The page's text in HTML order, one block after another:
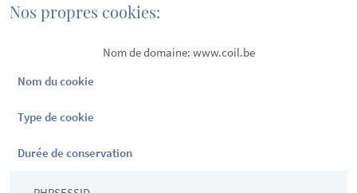
Nos propres cookies:
Nom de domaine: www.coil.be
Nom du cookie
Type de cookie
Durée de conservation